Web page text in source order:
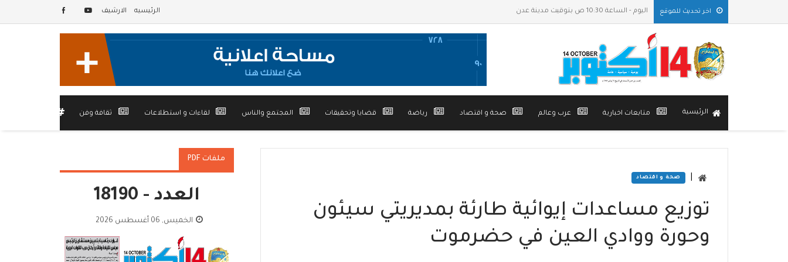
اخر تحديث للموقع اليوم - الساعة 10:30 ص بتوقيت مدينة عدن الرئيسيه الارشيف
الرئيسية متابعات اخبارية عرب وعالم صحة و اقتصاد رياضة قضايا وتحقيقات المجتمع والناس لقاءات و استطلاعات ثقافة وفن
صحة و اقتصاد
توزيع مساعدات إيوائية طارئة بمديريتي سيئون
وحورة ووادي العين في حضرموت
ملفات PDF
العدد - 18190
الخميس, 06 أغسطس 2026